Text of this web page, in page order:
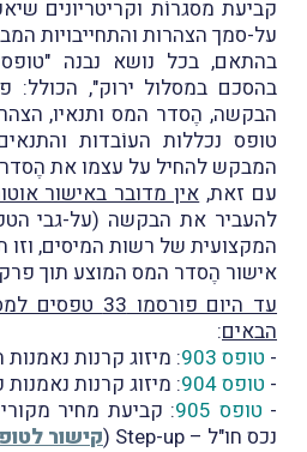
קביעת מסגרוֹת וקריטריונים
על-סמך הצהרות והתחייבויות
בהתאם, בכל נושא נבנה
בהסכם במסלול ירוק", הכולל:
הבקשה, הֶסדר המס ותנאיו,
טופס נכללות העוֹבדות
המבקש להחיל על עצמו את
עם זאת, אין מדובר באישור
להעביר את הבקשה (על-גבי
המקצועית של רשות המיסים, וזו
אישור הֶסדר המס המוצע תוך
עד היום
הבאים:
- טופס 903 : מיזוג קרנות נאמנות
- טופס 904 : מיזוג קרנות
- טופס 905
: קביעת מחיר
נכס חו"ל – Step-up (
קישור